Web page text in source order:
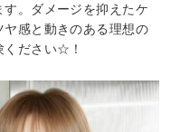
す。ダメージを抑えたケ
ヤ感と動きのある理想の
ください☆！